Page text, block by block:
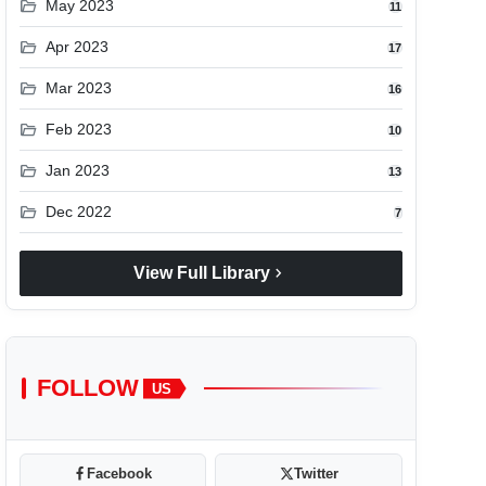
folder_open May 2023 11
folder_open Apr 2023 17
folder_open Mar 2023 16
folder_open Feb 2023 10
folder_open Jan 2023 13
folder_open Dec 2022 7
View Full Library chevron_right
FOLLOW US
Facebook Twitter